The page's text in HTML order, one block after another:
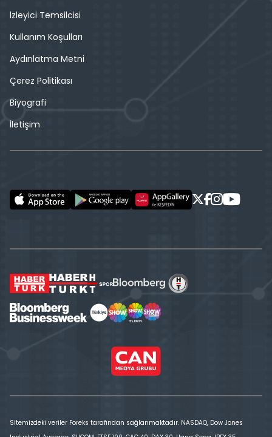
İzleyici Temsilcisi
Kullanım Koşulları
Aydınlatma Metni
Çerez Politikası
Biyografi
İletişim
Sitemizdeki veriler Foreks tarafından sağlanmaktadır. NASDAQ, Dow Jones